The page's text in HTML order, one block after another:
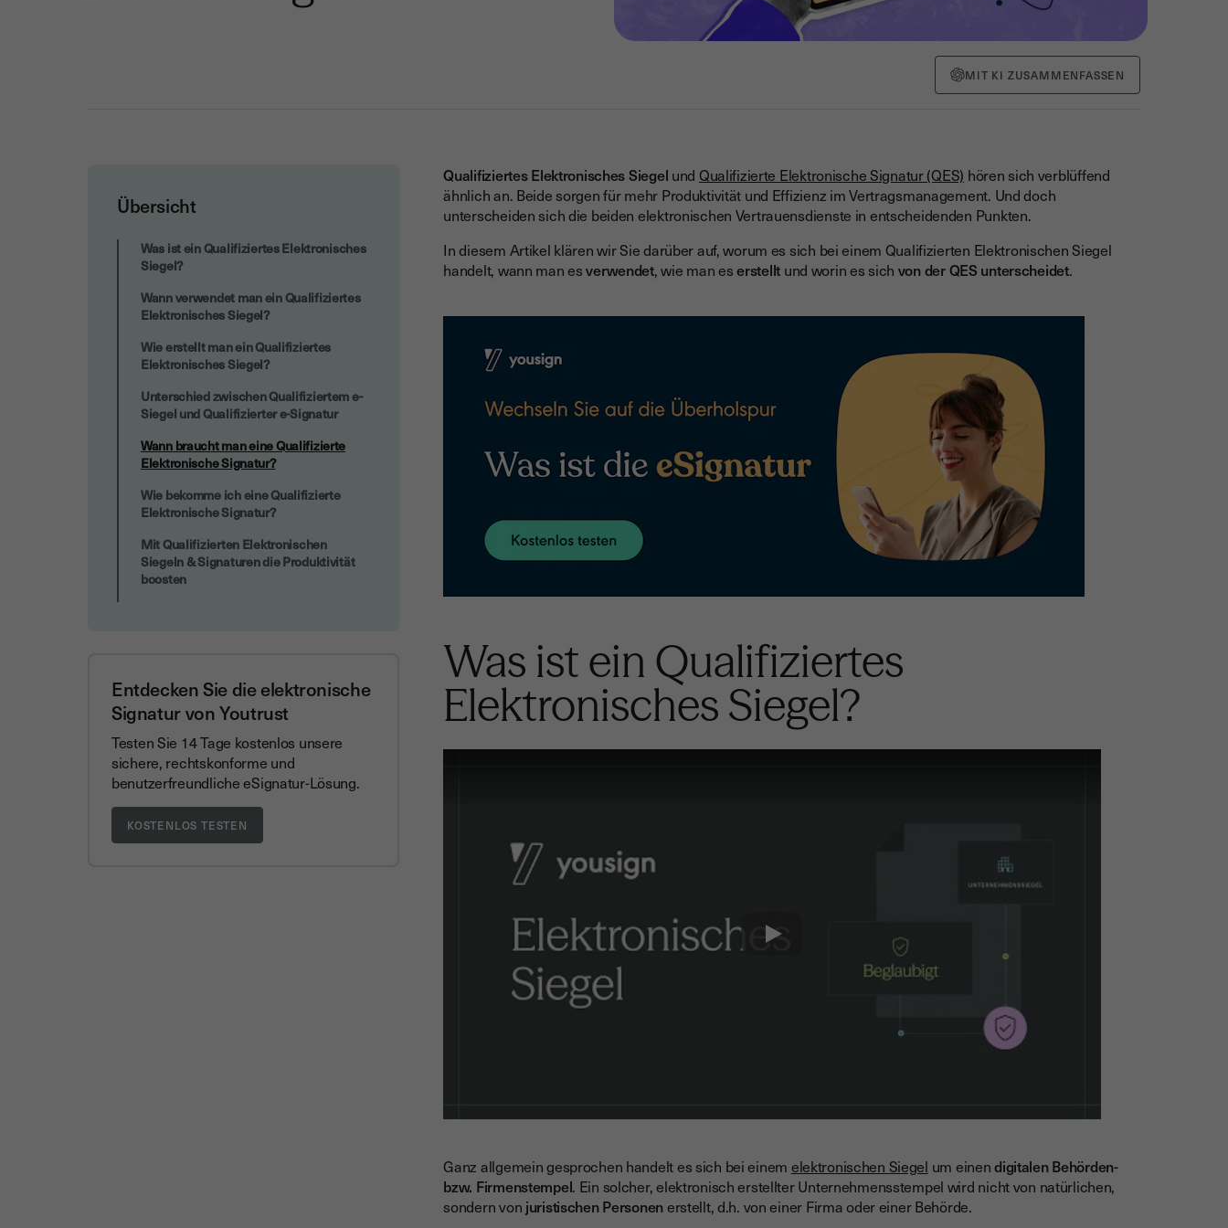
MIT KI ZUSAMMENFASSEN
Übersicht
Wann braucht man eine Qualifizierte
Elektronische Signatur?
Was ist ein Qualifiziertes Elektronisches
Siegel?
Wann verwendet man ein Qualifiziertes
Elektronisches Siegel?
Wie erstellt man ein Qualifiziertes
Elektronisches Siegel?
Unterschied zwischen Qualifiziertem e-
Siegel und Qualifizierter e-Signatur
Wann braucht man eine Qualifizierte
Elektronische Signatur?
Wie bekomme ich eine Qualifizierte
Elektronische Signatur?
Mit Qualifizierten Elektronischen
Siegeln & Signaturen die Produktivität
boosten
Entdecken Sie die elektronische
Signatur von Youtrust
Testen Sie 14 Tage kostenlos unsere
sichere, rechtskonforme und
benutzerfreundliche eSignatur-Lösung.
Qualifiziertes Elektronisches Siegel und Qualifizierte Elektronische Signatur (QES) hören sich verblüffend
ähnlich an. Beide sorgen für mehr Produktivität und Effizienz im Vertragsmanagement. Und doch
unterscheiden sich die beiden elektronischen Vertrauensdienste in entscheidenden Punkten.
In diesem Artikel klären wir Sie darüber auf, worum es sich bei einem Qualifizierten Elektronischen Siegel
handelt, wann man esverwendet, wie man eserstellt und worin es sich von der QES unterscheidet.
Was ist ein Qualifiziertes
Elektronisches Siegel?
Play
Ganz allgemein gesprochen handelt es sich bei einem elektronischen Siegel um einendigitalen Behörden-
bzw. Firmenstempel. Ein solcher, elektronisch erstellter Unternehmensstempel wird nicht von natürlichen,
sondern von juristischen Personenerstellt, d.h. von einer Firma oder einer Behörde.